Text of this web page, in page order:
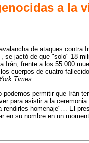
a la
de ataques contra
jactó de que "solo" 18
Irán, frente a los 55 000
cuerpos de cuatro
Times:
podemos permitir que Irán
para asistir a la
rendirles homenaje"… El
en su nombre en un